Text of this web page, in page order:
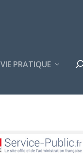
VIE PRATIQUE